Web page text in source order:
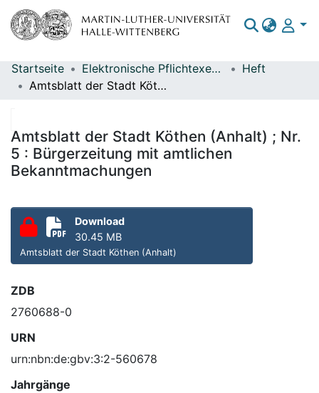
Bereiche & Sammlungen
Statistiken
Startseite Elektronische Pflichtexemplare
Heft
Amtsblatt der Stadt Köthen (Anhalt) ; Nr. 5 : Bürgerzeitung mit amtlichen Bekanntmachungen
Amtsblatt der Stadt Köthen (Anhalt) ; Nr.
5 : Bürgerzeitung mit amtlichen
Bekanntmachungen
Download
30.45 MB
Amtsblatt der Stadt Köthen (Anhalt)
ZDB
2760688-0
URN
urn:nbn:de:gbv:3:2-560678
Jahrgänge